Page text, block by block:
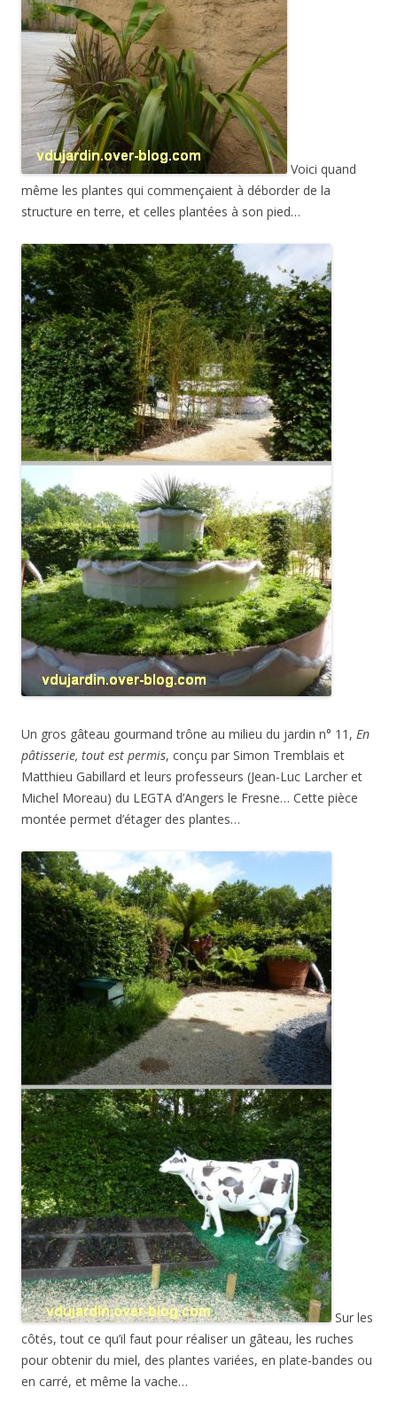
Voici quand
même les plantes qui commençaient à déborder de la
structure en terre, et celles plantées à son pied…
Un gros gâteau gourmand trône au milieu du jardin n° 11, En
pâtisserie, tout est permis, conçu par Simon Tremblais et
Matthieu Gabillard et leurs professeurs (Jean-Luc Larcher et
Michel Moreau) du LEGTA d’Angers le Fresne… Cette pièce
montée permet d’étager des plantes…
Sur les
côtés, tout ce qu’il faut pour réaliser un gâteau, les ruches
pour obtenir du miel, des plantes variées, en plate-bandes ou
en carré, et même la vache…